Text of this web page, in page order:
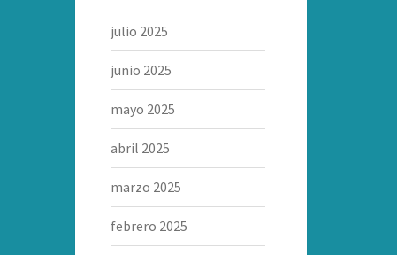
julio 2025
junio 2025
mayo 2025
abril 2025
marzo 2025
febrero 2025